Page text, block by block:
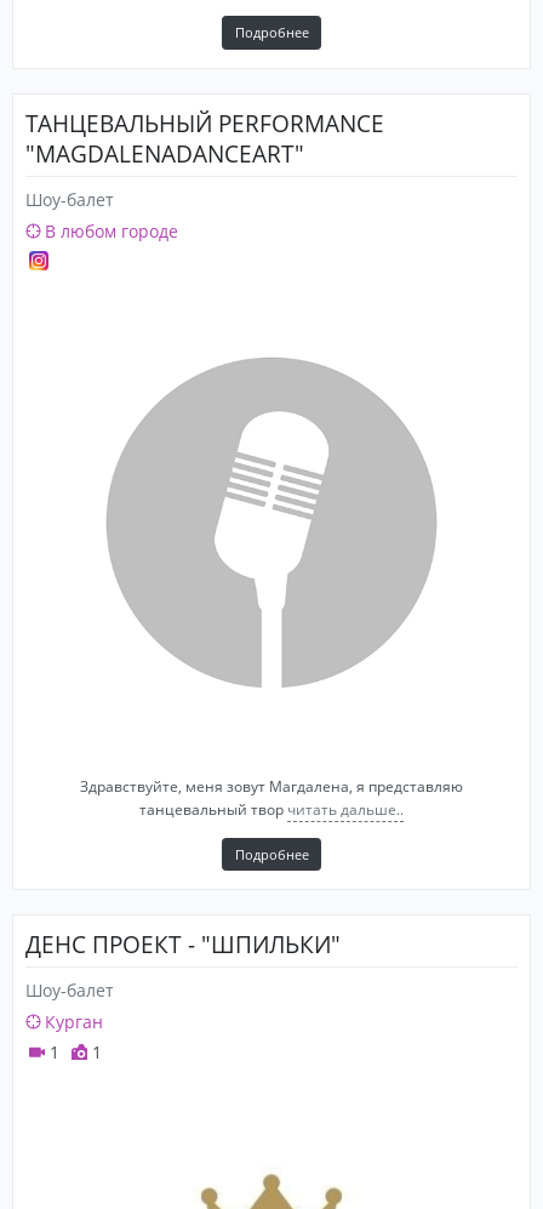
Подробнее
ТАНЦЕВАЛЬНЫЙ PERFORMANCE
"MAGDALENADANCEART"
Шоу-балет
В любом городе
Здравствуйте, меня зовут Магдалена, я представляю
танцевальный твор читать дальше..
Подробнее
ДЕНС ПРОЕКТ - "ШПИЛЬКИ"
Шоу-балет
Курган
1
1